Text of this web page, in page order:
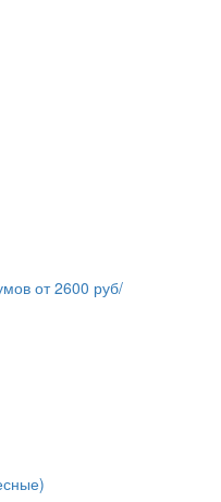
от2600 руб/